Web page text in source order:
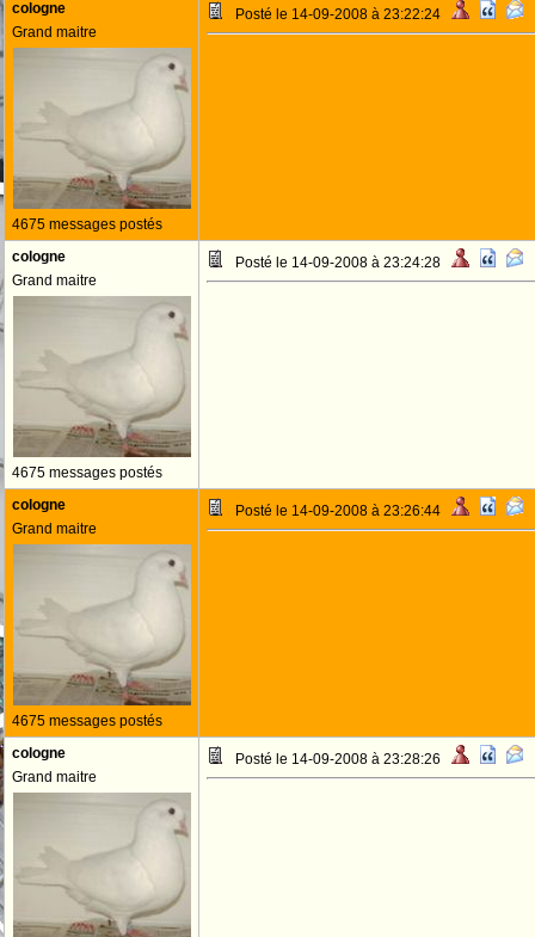
cologne
Grand maitre
4675 messages postés
Posté le 14-09-2008 à 23:22:24
cologne
Grand maitre
4675 messages postés
Posté le 14-09-2008 à 23:24:28
cologne
Grand maitre
4675 messages postés
Posté le 14-09-2008 à 23:26:44
cologne
Grand maitre
Posté le 14-09-2008 à 23:28:26